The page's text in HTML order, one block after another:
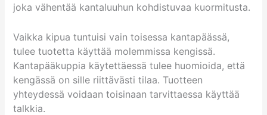
joka vähentää kantaluuhun kohdistuvaa kuormitusta.
Vaikka kipua tuntuisi vain toisessa kantapäässä,
tulee tuotetta käyttää molemmissa kengissä.
Kantapääkuppia käytettäessä tulee huomioida, että
kengässä on sille riittävästi tilaa. Tuotteen
yhteydessä voidaan toisinaan tarvittaessa käyttää
talkkia.